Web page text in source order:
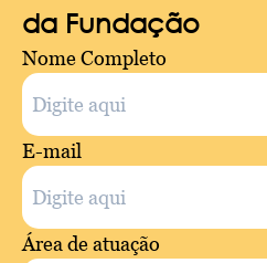
da Fundação
Nome Completo
E-mail
Área de atuação